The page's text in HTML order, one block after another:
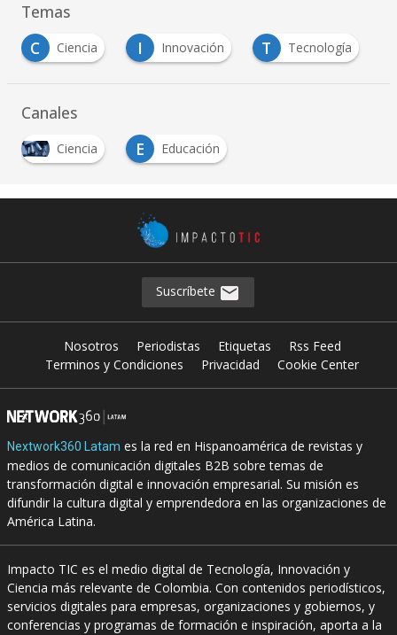
Temas
C
Ciencia I Innovación T Tecnología
Canales
Ciencia E Educación
Suscríbete
Nosotros Periodistas Etiquetas
Rss Feed
Terminos y Condiciones
Privacidad Cookie Center
Nextwork360 Latam es la red en Hispanoamérica de revistas y
medios de comunicación digitales B2B sobre temas de
transformación digital e innovación empresarial. Su misión es
difundir la cultura digital y emprendedora en las organizaciones de
América Latina.
Impacto TIC es el medio digital de Tecnología, Innovación y
Ciencia más relevante de Colombia. Con contenidos periodísticos,
servicios digitales para empresas, organizaciones y gobiernos, y
conferencias y programas de formación e inspiración, aporta a la